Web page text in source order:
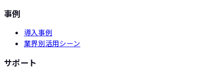
事例
導入事例
業界別活用シーン
サポート